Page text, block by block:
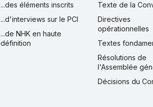
...des éléments inscrits
...d'interviews sur le PCI
...de NHK en haute
définition
Texte de la
Directives
opérationnelles
Textes
Résolutions de
l'Assemblée
Décisions du